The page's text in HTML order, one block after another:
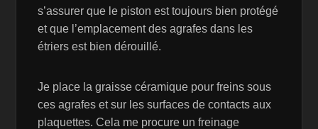
s’assurer que le piston est toujours bien protégé
et que l’emplacement des agrafes dans les
étriers est bien dérouillé.
Je place la graisse céramique pour freins sous
ces agrafes et sur les surfaces de contacts aux
plaquettes. Cela me procure un freinage